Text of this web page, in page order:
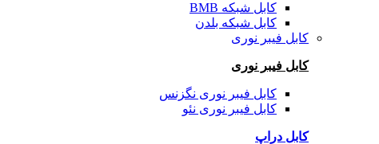
کابل شبکه BMB
کابل شبکه بلدن
کابل فیبر نوری
کابل فیبر نوری
کابل فیبر نوری نگزنس
کابل فیبر نوری نئو
کابل دراپ